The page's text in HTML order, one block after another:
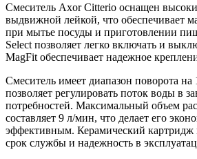
Смеситель Axor Citterio оснащен
выдвижной лейкой, что обеспечивает
при мытье посуды и приготовлении
Select позволяет легко включать и
MagFit обеспечивает надежное
Смеситель имеет диапазон поворота на
позволяет регулировать поток воды в
потребностей. Максимальный объем
составляет 9 л/мин, что делает его
эффективным. Керамический картридж
срок службы и надежность в